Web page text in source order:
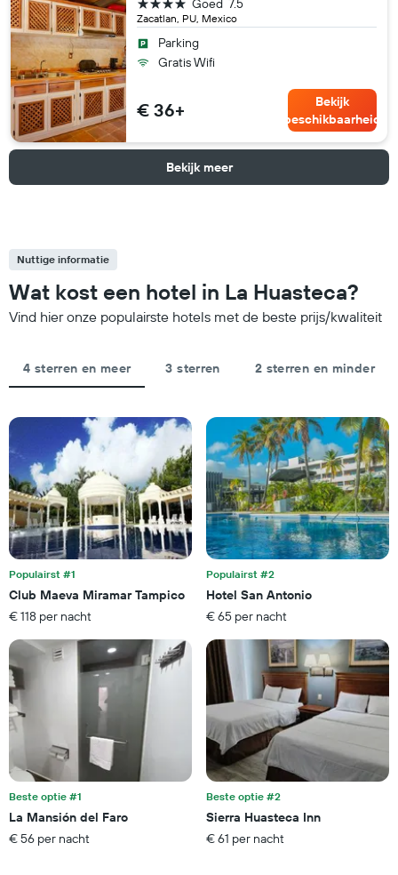
Zacatlan, PU, Mexico
7.5
Goed
Parking
Gratis Wifi
€ 36+
Bekijk
beschikbaarheid
Bekijk meer
Nuttige informatie
Wat kost een hotel in La Huasteca?
Vind hier onze populairste hotels met de beste prijs/kwaliteit
4 sterren en meer 3 sterren 2 sterren en minder
Populairst #1
Club Maeva Miramar Tampico
€ 118 per nacht
Populairst #2
Hotel San Antonio
€ 65 per nacht
Beste optie #1
La Mansión del Faro
€ 56 per nacht
Beste optie #2
Sierra Huasteca Inn
€ 61 per nacht